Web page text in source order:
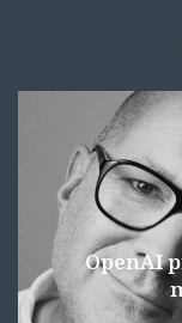
OpenAI